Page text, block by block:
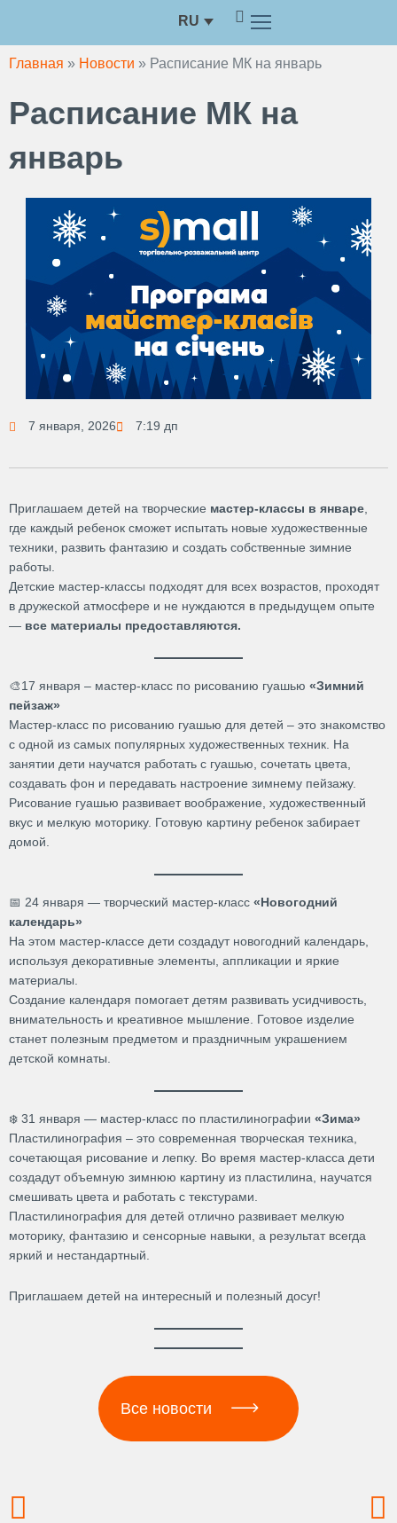
содержимому
RU
Главная » Новости » Расписание МК на январь
Расписание МК на
январь
7 января, 2026 7:19 дп
Приглашаем детей на творческие мастер-классы в январе,
где каждый ребенок сможет испытать новые художественные
техники, развить фантазию и создать собственные зимние
работы.
Детские мастер-классы подходят для всех возрастов, проходят
в дружеской атмосфере и не нуждаются в предыдущем опыте
— все материалы предоставляются.
🎨17 января – мастер-класс по рисованию гуашью «Зимний
пейзаж»
Мастер-класс по рисованию гуашью для детей – это знакомство
с одной из самых популярных художественных техник. На
занятии дети научатся работать с гуашью, сочетать цвета,
создавать фон и передавать настроение зимнему пейзажу.
Рисование гуашью развивает воображение, художественный
вкус и мелкую моторику. Готовую картину ребенок забирает
домой.
📅 24 января — творческий мастер-класс «Новогодний
календарь»
На этом мастер-классе дети создадут новогодний календарь,
используя декоративные элементы, аппликации и яркие
материалы.
Создание календаря помогает детям развивать усидчивость,
внимательность и креативное мышление. Готовое изделие
станет полезным предметом и праздничным украшением
детской комнаты.
❄️ 31 января — мастер-класс по пластилинографии «Зима»
Пластилинография – это современная творческая техника,
сочетающая рисование и лепку. Во время мастер-класса дети
создадут объемную зимнюю картину из пластилина, научатся
смешивать цвета и работать с текстурами.
Пластилинография для детей отлично развивает мелкую
моторику, фантазию и сенсорные навыки, а результат всегда
яркий и нестандартный.
Приглашаем детей на интересный и полезный досуг!
Все новости
Prev